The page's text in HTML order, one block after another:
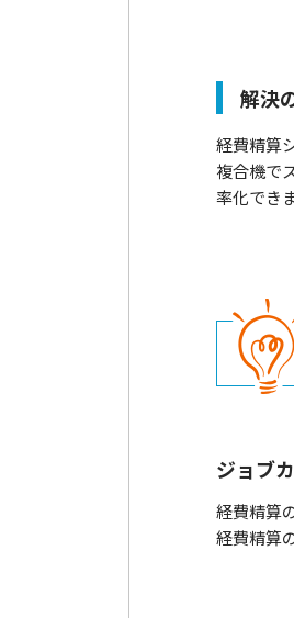
解決
経費精算
複合機で
率化でき
ジョブ
経費精算
経費精算